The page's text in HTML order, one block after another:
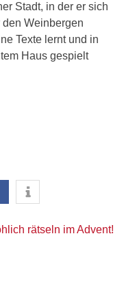
Stadt, in der er sich
Weinbergen
Texte lernt und in
Haus gespielt
rätseln im Advent!